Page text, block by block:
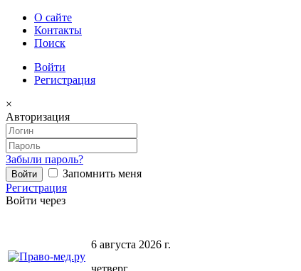
О сайте
Контакты
Поиск
Войти
Регистрация
×
Авторизация
Забыли пароль?
Запомнить меня
Регистрация
Войти через
6 августа 2026 г.
четверг